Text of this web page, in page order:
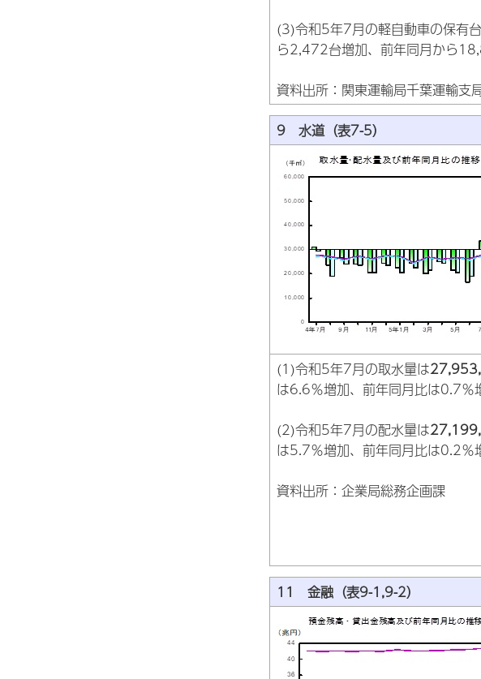
(3)令和5年7月の軽自動車の保有
ら2,472台増加、前年同月から
資料出所：関東運輸局千葉運輸支
9 水道（表7-5）
(1)令和5年7月の取水量は
は6.6％増加、前年同月比は0.7％
(2)令和5年7月の配水量は
は5.7％増加、前年同月比は0.2％
資料出所：企業局総務企画課
11 金融（表9-1,9-2）